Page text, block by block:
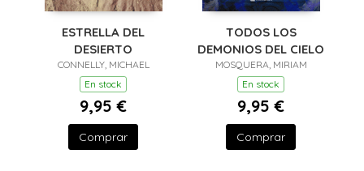
ESTRELLA DEL
DESIERTO
CONNELLY, MICHAEL
En stock
9,95 €
Comprar
TODOS LOS
DEMONIOS DEL CIELO
MOSQUERA, MIRIAM
En stock
9,95 €
Comprar